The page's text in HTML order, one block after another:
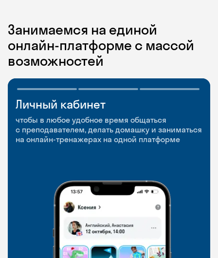
Занимаемся на единой
онлайн-платформе с массой
возможностей
Личный кабинет
чтобы в любое удобное время общаться
с преподавателем, делать домашку и заниматься
на онлайн-тренажерах на одной платформе
Мобильное
приложение
чтобы заниматься и изучать новые слова где
и когда удобно
Разговорные клубы
и Talks
Групповые занятия для разговорной практики
и индивидуальные встречи с преподавателями